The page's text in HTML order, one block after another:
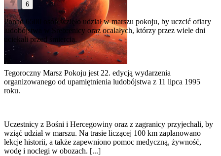
6
Ponad 6500 osób wzięło udział w marszu pokoju, by uczcić ofiary
ludobójstwa w Srebrenicy oraz ocalałych, którzy przez wiele dni
uciekali przed śmiercią.
Tegoroczny Marsz Pokoju jest 22. edycją wydarzenia
organizowanego od upamiętnienia ludobójstwa z 11 lipca 1995
roku.
Uczestnicy z Bośni i Hercegowiny oraz z zagranicy przyjechali, by
wziąć udział w marszu. Na trasie liczącej 100 km zaplanowano
lekcje historii, a także zapewniono pomoc medyczną, żywność,
wodę i noclegi w obozach. [...]